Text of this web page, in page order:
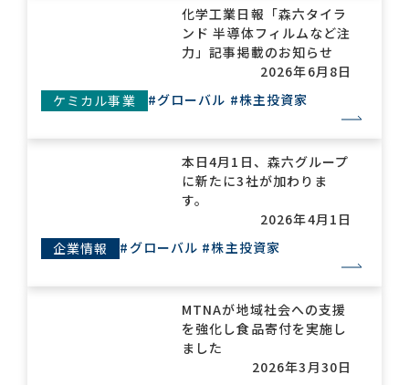
#ダイバーシティ＆インクルージョン
#統合報告書
化学工業日報「森六タイラ
ンド 半導体フィルムなど注
力」記事掲載のお知らせ
2026年6月8日
ケミカル事業
#グローバル #株主投資家
本日4月1日、森六グループ
に新たに3社が加わりま
す。
2026年4月1日
企業情報
#グローバル #株主投資家
MTNAが地域社会への支援
を強化し食品寄付を実施し
ました
2026年3月30日